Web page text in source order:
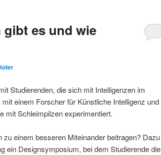
gibt es und wie
Studierenden, die sich mit Intelligenzen im
einem Forscher für Künstliche Intelligenz und
mit Schleimpilzen experimentiert.
einem besseren Miteinander beitragen? Dazu
ein Designsymposium, bei dem Studierende die